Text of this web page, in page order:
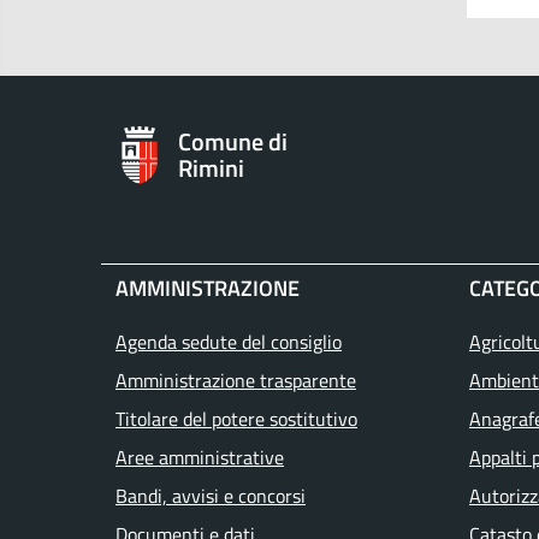
Comune di
Rimini
AMMINISTRAZIONE
Agenda sedute del consiglio
Amministrazione trasparente
Titolare del potere sostitutivo
Aree amministrative
Bandi, avvisi e concorsi
Appalti